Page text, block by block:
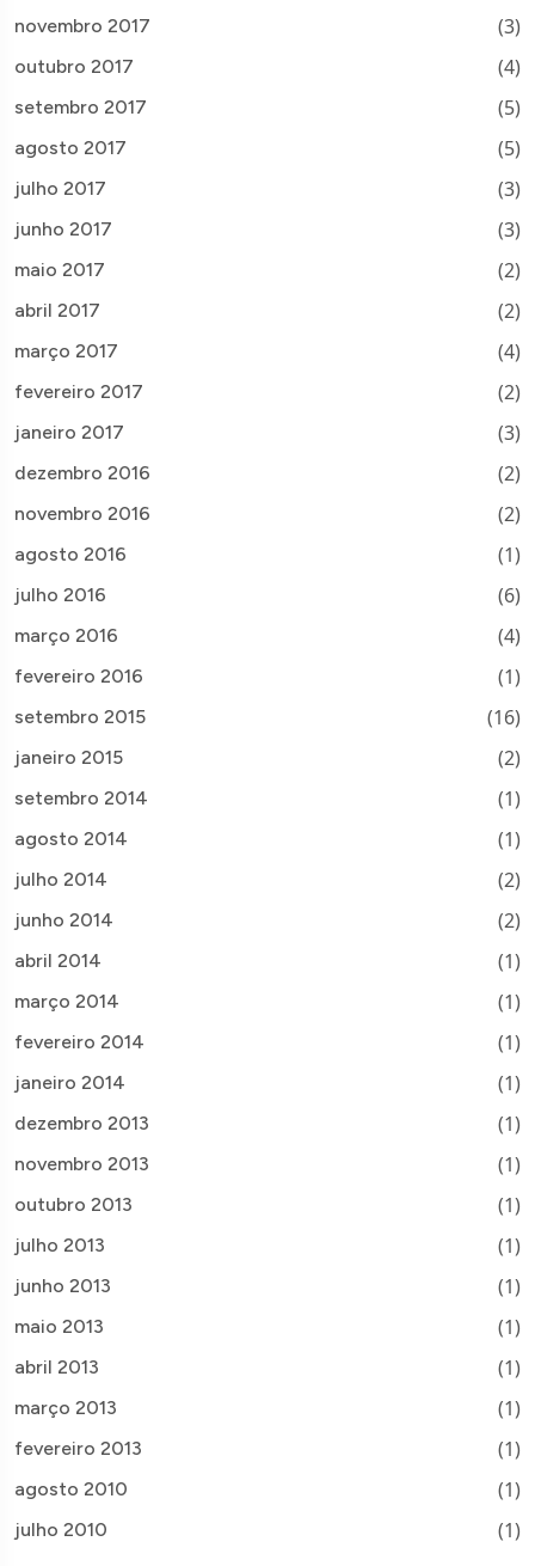
novembro 2017 (3)
outubro 2017 (4)
setembro 2017 (5)
agosto 2017 (5)
julho 2017 (3)
junho 2017 (3)
maio 2017 (2)
abril 2017 (2)
março 2017 (4)
fevereiro 2017 (2)
janeiro 2017 (3)
dezembro 2016 (2)
novembro 2016 (2)
agosto 2016 (1)
julho 2016 (6)
março 2016 (4)
fevereiro 2016 (1)
setembro 2015 (16)
janeiro 2015 (2)
setembro 2014 (1)
agosto 2014 (1)
julho 2014 (2)
junho 2014 (2)
abril 2014 (1)
março 2014 (1)
fevereiro 2014 (1)
janeiro 2014 (1)
dezembro 2013 (1)
novembro 2013 (1)
outubro 2013 (1)
julho 2013 (1)
junho 2013 (1)
maio 2013 (1)
abril 2013 (1)
março 2013 (1)
fevereiro 2013 (1)
agosto 2010 (1)
julho 2010 (1)